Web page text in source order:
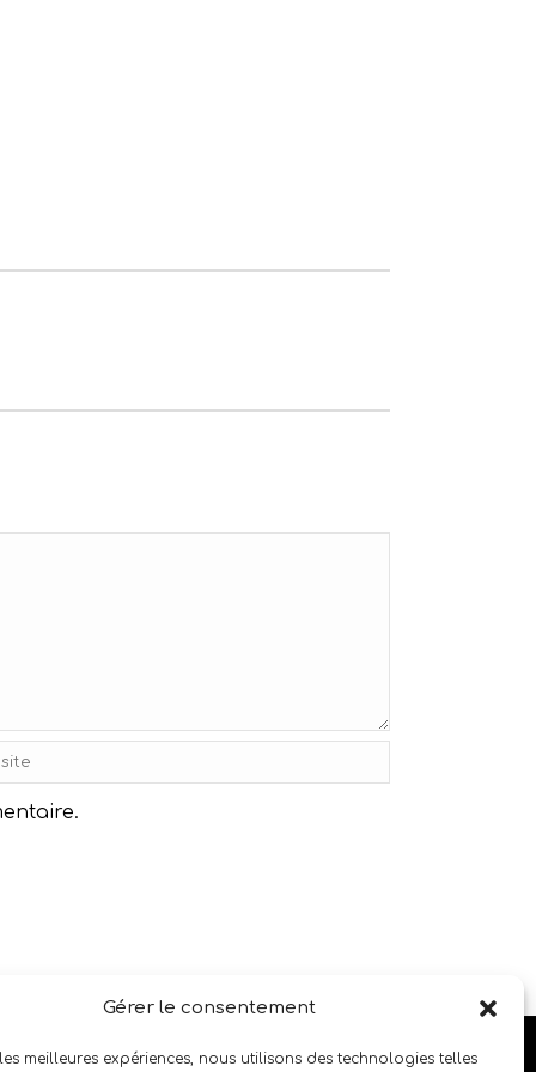
Gérer le consentement
meilleures expériences, nous utilisons des technologies telles
SUIVEZ LE SALON SUR LES RÉSEAUX SOCIAUX